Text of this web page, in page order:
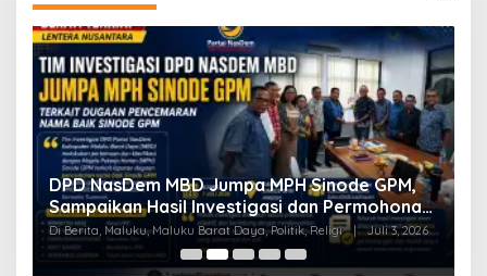
DPD NasDem MBD Jumpa MPH Sinode GPM,
Sampaikan Hasil Investigasi dan Permohonan
Maaf
Di Berita, Maluku, Maluku Barat Daya, Politik, Religi Juli 3, 2026